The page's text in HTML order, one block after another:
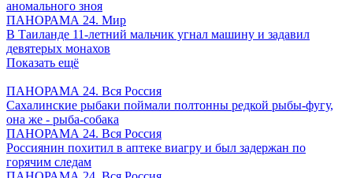
аномального зноя
ПАНОРАМА 24. Мир
В Таиланде 11-летний мальчик угнал машину и задавил
девятерых монахов
Показать ещё
ПАНОРАМА 24. Вся Россия
Сахалинские рыбаки поймали полтонны редкой рыбы-фугу,
она же - рыба-собака
ПАНОРАМА 24. Вся Россия
Россиянин похитил в аптеке виагру и был задержан по
горячим следам